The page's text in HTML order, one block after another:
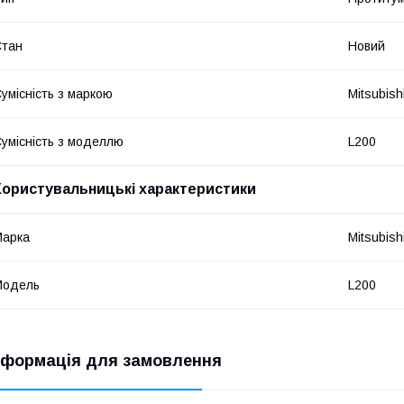
Новий
з маркою
з моделлю L200
характеристики
L200
для замовлення